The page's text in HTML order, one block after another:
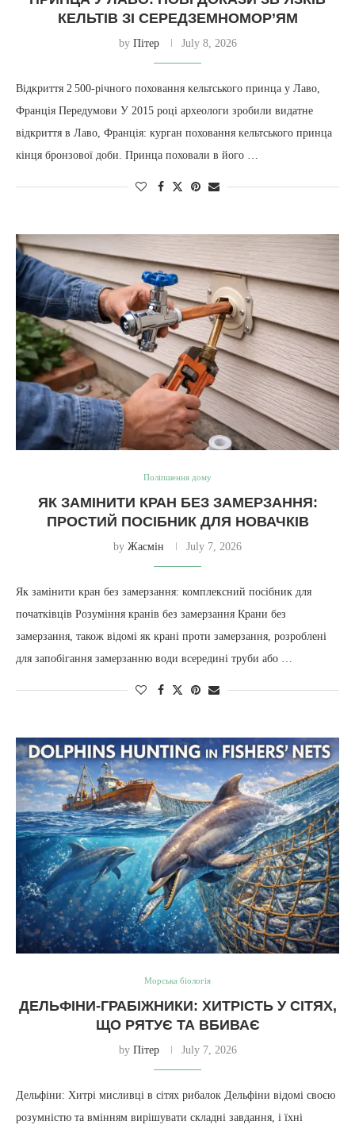
КЕЛЬТІВ ЗІ СЕРЕДЗЕМНОМОР’ЯМ
by Пітер July 8, 2026
Відкриття 2 500‑річного поховання кельтського принца у Лаво,
Франція Передумови У 2015 році археологи зробили видатне
відкриття в Лаво, Франція: курган поховання кельтського принца
кінця бронзової доби. Принца поховали в його …
Поліпшення дому
ЯК ЗАМІНИТИ КРАН БЕЗ ЗАМЕРЗАННЯ:
ПРОСТИЙ ПОСІБНИК ДЛЯ НОВАЧКІВ
by Жасмін July 7, 2026
Як замінити кран без замерзання: комплексний посібник для
початківців Розуміння кранів без замерзання Крани без
замерзання, також відомі як крані проти замерзання, розроблені
для запобігання замерзанню води всередині труби або …
Морська біологія
ДЕЛЬФІНИ-ГРАБІЖНИКИ: ХИТРІСТЬ У СІТЯХ,
ЩО РЯТУЄ ТА ВБИВАЄ
by Пітер July 7, 2026
Дельфіни: Хитрі мисливці в сітях рибалок Дельфіни відомі своєю
розумністю та вмінням вирішувати складні завдання, і їхні